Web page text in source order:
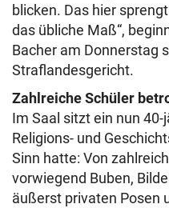
blicken. Das hier
das übliche Maß“,
Bacher am Donnerstag
Straflandesgericht.
Zahlreiche Schüler
Im Saal sitzt ein nun
Religions- und
Sinn hatte: Von
vorwiegend Buben,
äußerst privaten Posen